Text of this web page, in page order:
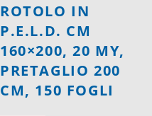
ROTOLO IN
P.E.L.D. CM
160×200, 20 MY,
PRETAGLIO 200
CM, 150 FOGLI